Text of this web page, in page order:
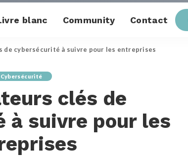
blanc Community Contact
de cybersécurité à suivre pour les entreprises
Cybersécurité
clés de
à suivre pour les